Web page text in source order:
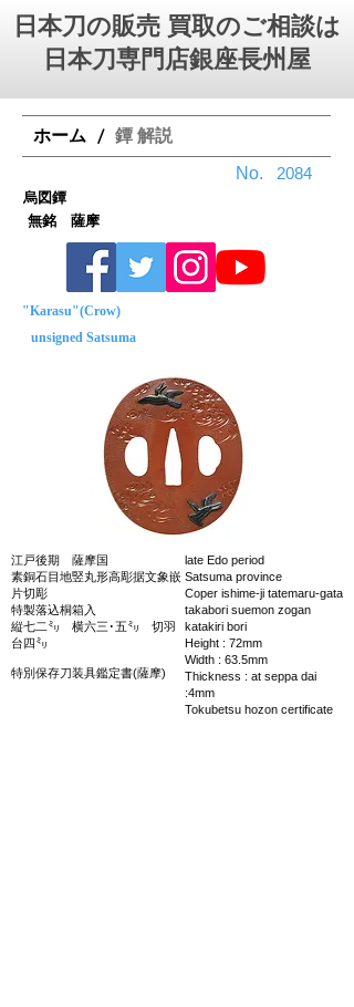
日本刀の販売 買取のご相談は
日本刀専門店銀座⻑州屋
ホーム / 鐔 解説
No.
無銘 薩摩
"Karasu"(Crow)
unsigned Satsuma
江戸後期 薩摩国
素銅石目地竪丸形高彫据文象嵌
片切彫
特製落込桐箱入
縦七二㍉ 横六三･五㍉ 切羽
台四㍉
特別保存刀装具鑑定書(薩摩)
late Edo period
Satsuma province
Coper ishime-ji tatemaru-gata
takabori suemon zogan
katakiri bori
Height : 72mm
Width : 63.5mm
Thickness : at seppa dai
:4mm
Tokubetsu hozon certificate
烏図鐔
2084